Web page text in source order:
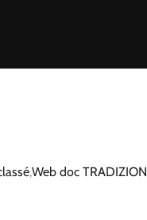
,Web doc